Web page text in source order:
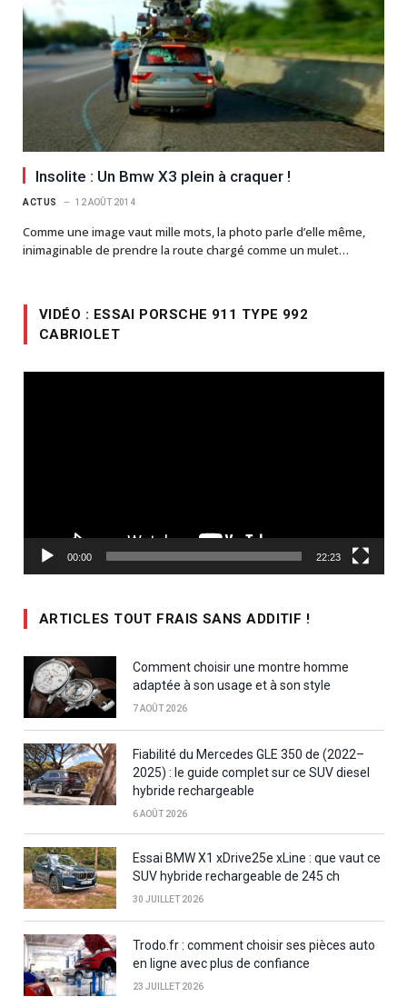
Insolite : Un Bmw X3 plein à craquer !
ACTUS 12 AOÛT 2014
Comme une image vaut mille mots, la photo parle d’elle même,
inimaginable de prendre la route chargé comme un mulet…
VIDÉO : ESSAI PORSCHE 911 TYPE 992
CABRIOLET
00:00 22:23
ARTICLES TOUT FRAIS SANS ADDITIF !
Comment choisir une montre homme
adaptée à son usage et à son style
7 AOÛT 2026
Fiabilité du Mercedes GLE 350 de (2022–
2025) : le guide complet sur ce SUV diesel
hybride rechargeable
6 AOÛT 2026
Essai BMW X1 xDrive25e xLine : que vaut ce
SUV hybride rechargeable de 245 ch
30 JUILLET 2026
Trodo.fr : comment choisir ses pièces auto
en ligne avec plus de confiance
23 JUILLET 2026